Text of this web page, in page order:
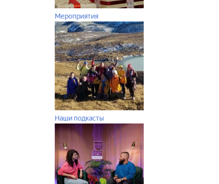
Мероприятия
Наши подкасты